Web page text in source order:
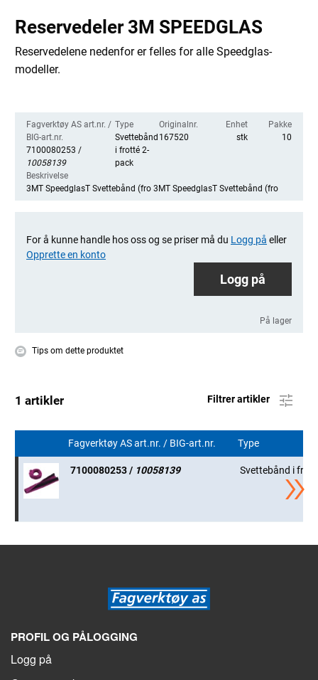
Reservedeler 3M SPEEDGLAS
Reservedelene nedenfor er felles for alle Speedglas-
modeller.
Fagverktøy AS art.nr. /
BIG-art.nr.
7100080253 /
10058139
Type
Svettebånd
i frotté 2-
pack
Originalnr.
167520
Enhet
stk
Pakke
10
Beskrivelse
3MT SpeedglasT Svettebånd (fro 3MT SpeedglasT Svettebånd (fro
For å kunne handle hos oss og se priser må du Logg på eller
Opprette en konto
Logg på
På lager
Tips om dette produktet
1 artikler Filtrer artikler
Fagverktøy AS art.nr. / BIG-art.nr. Type
7100080253 / 10058139 Svettebånd i
PROFIL OG PÅLOGGING
Logg på